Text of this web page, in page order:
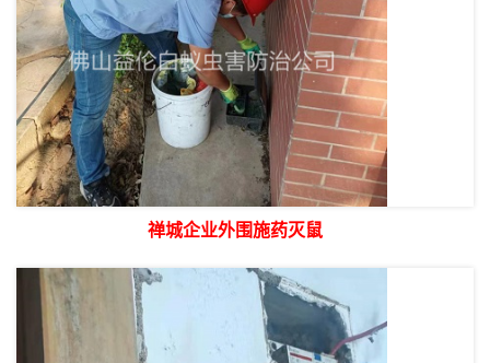
禅城企业外围施药灭鼠